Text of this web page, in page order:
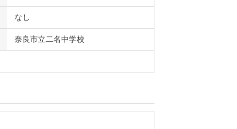
なし
奈良市立二名中学校